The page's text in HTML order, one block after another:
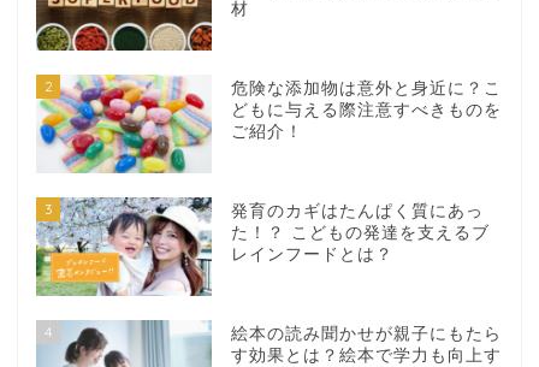
材
2
危険な添加物は意外と身近に？こ
どもに与える際注意すべきものを
ご紹介！
3
発育のカギはたんぱく質にあっ
た！？ こどもの発達を支えるブ
レインフードとは？
4
絵本の読み聞かせが親子にもたら
す効果とは？絵本で学力も向上す